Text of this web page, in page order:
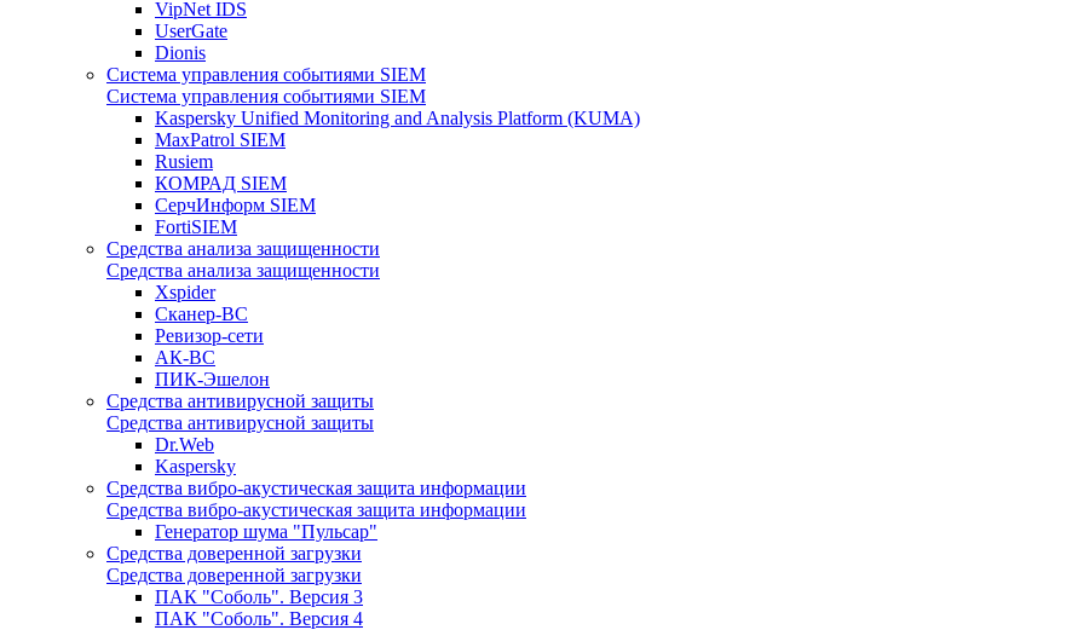
VipNet IDS
UserGate
Dionis
Система управления событиями SIEM
Система управления событиями SIEM
Kaspersky Unified Monitoring and Analysis Platform (KUMA)
MaxPatrol SIEM
Rusiem
КОМРАД SIEM
СерчИнформ SIEM
FortiSIEM
Средства анализа защищенности
Средства анализа защищенности
Xspider
Сканер-ВС
Ревизор-сети
АК-ВС
ПИК-Эшелон
Средства антивирусной защиты
Средства антивирусной защиты
Dr.Web
Kaspersky
Средства вибро-акустическая защита информации
Средства вибро-акустическая защита информации
Генератор шума "Пульсар"
Средства доверенной загрузки
Средства доверенной загрузки
ПАК "Соболь". Версия 3
ПАК "Соболь". Версия 4